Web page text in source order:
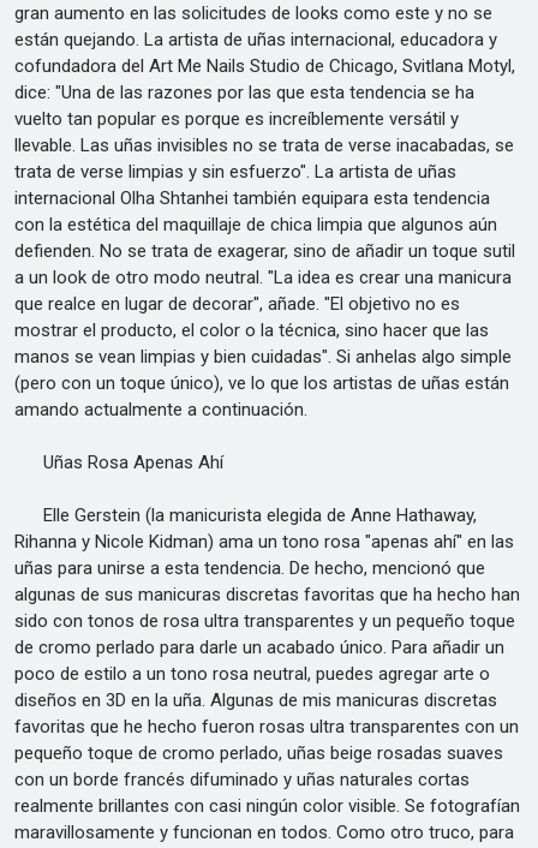
gran aumento en las solicitudes de looks como este y no se
están quejando. La artista de uñas internacional, educadora y
cofundadora del Art Me Nails Studio de Chicago, Svitlana Motyl,
dice: "Una de las razones por las que esta tendencia se ha
vuelto tan popular es porque es increíblemente versátil y
llevable. Las uñas invisibles no se trata de verse inacabadas, se
trata de verse limpias y sin esfuerzo". La artista de uñas
internacional Olha Shtanhei también equipara esta tendencia
con la estética del maquillaje de chica limpia que algunos aún
defienden. No se trata de exagerar, sino de añadir un toque sutil
a un look de otro modo neutral. "La idea es crear una manicura
que realce en lugar de decorar", añade. "El objetivo no es
mostrar el producto, el color o la técnica, sino hacer que las
manos se vean limpias y bien cuidadas". Si anhelas algo simple
(pero con un toque único), ve lo que los artistas de uñas están
amando actualmente a continuación.
Uñas Rosa Apenas Ahí
Elle Gerstein (la manicurista elegida de Anne Hathaway,
Rihanna y Nicole Kidman) ama un tono rosa "apenas ahí" en las
uñas para unirse a esta tendencia. De hecho, mencionó que
algunas de sus manicuras discretas favoritas que ha hecho han
sido con tonos de rosa ultra transparentes y un pequeño toque
de cromo perlado para darle un acabado único. Para añadir un
poco de estilo a un tono rosa neutral, puedes agregar arte o
diseños en 3D en la uña. Algunas de mis manicuras discretas
favoritas que he hecho fueron rosas ultra transparentes con un
pequeño toque de cromo perlado, uñas beige rosadas suaves
con un borde francés difuminado y uñas naturales cortas
realmente brillantes con casi ningún color visible. Se fotografían
maravillosamente y funcionan en todos. Como otro truco, para